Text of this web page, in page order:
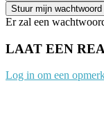
Er zal een
LAAT EEN
Log in om een